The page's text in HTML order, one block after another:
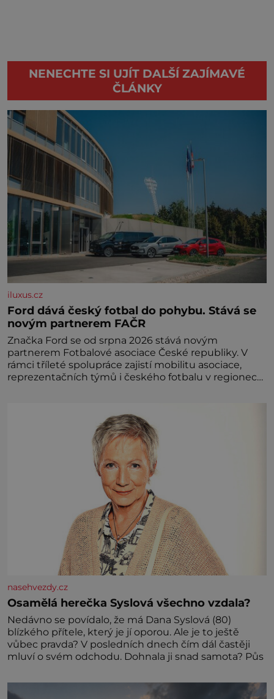
NENECHTE SI UJÍT DALŠÍ ZAJÍMAVÉ
ČLÁNKY
iluxus.cz
Ford dává český fotbal do pohybu. Stává se
novým partnerem FAČR
Značka Ford se od srpna 2026 stává novým
partnerem Fotbalové asociace České republiky. V
rámci tříleté spolupráce zajistí mobilitu asociace,
reprezentačních týmů i českého fotbalu v regionech.
nasehvezdy.cz
Osamělá herečka Syslová všechno vzdala?
Nedávno se povídalo, že má Dana Syslová (80)
blízkého přítele, který je jí oporou. Ale je to ještě
vůbec pravda? V posledních dnech čím dál častěji
mluví o svém odchodu. Dohnala ji snad samota? Půs